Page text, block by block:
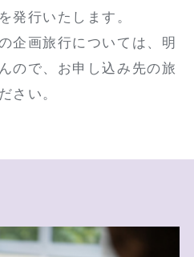
発行いたします。
企画旅行については、明
ので、お申し込み先の旅
さい。